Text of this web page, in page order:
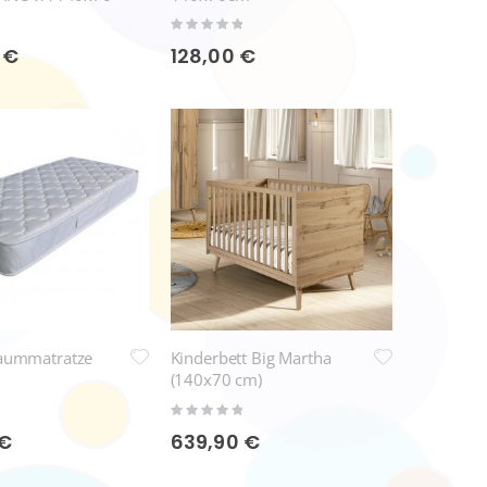
€
Rating:
128,00 €
Kinderbett Big Martha
(140x70 cm)
Rating:
639,90 €